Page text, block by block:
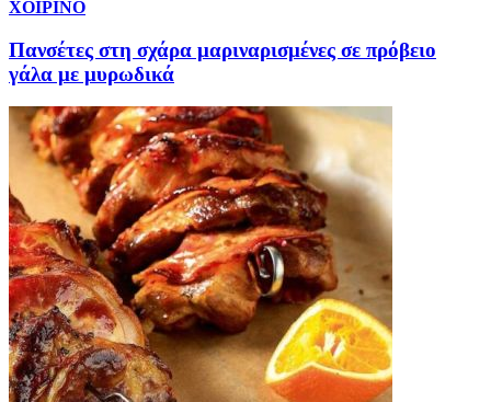
ΧΟΙΡΙΝΟ
Πανσέτες στη σχάρα μαριναρισμένες σε πρόβειο
γάλα με μυρωδικά